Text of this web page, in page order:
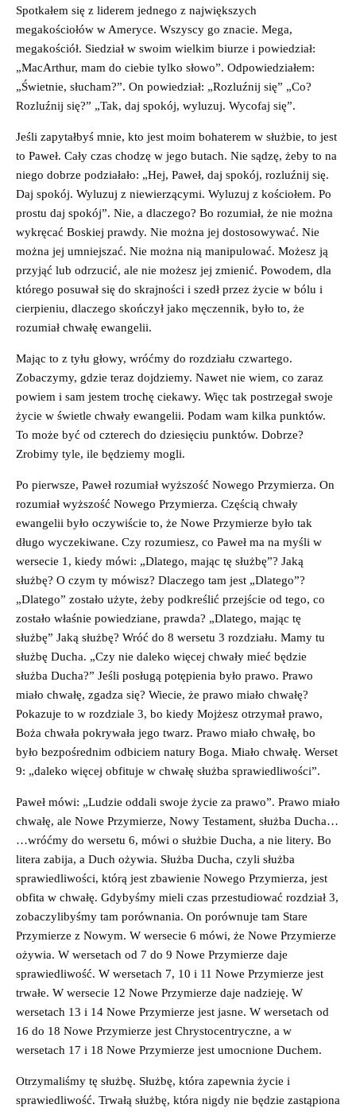
Spotkałem się z liderem jednego z największych
megakościołów w Ameryce. Wszyscy go znacie. Mega,
megakościół. Siedział w swoim wielkim biurze i powiedział:
„MacArthur, mam do ciebie tylko słowo”. Odpowiedziałem:
„Świetnie, słucham?”. On powiedział: „Rozluźnij się” „Co?
Rozluźnij się?” „Tak, daj spokój, wyluzuj. Wycofaj się”.
Jeśli zapytałbyś mnie, kto jest moim bohaterem w służbie, to jest
to Paweł. Cały czas chodzę w jego butach. Nie sądzę, żeby to na
niego dobrze podziałało: „Hej, Paweł, daj spokój, rozluźnij się.
Daj spokój. Wyluzuj z niewierzącymi. Wyluzuj z kościołem. Po
prostu daj spokój”. Nie, a dlaczego? Bo rozumiał, że nie można
wykręcać Boskiej prawdy. Nie można jej dostosowywać. Nie
można jej umniejszać. Nie można nią manipulować. Możesz ją
przyjąć lub odrzucić, ale nie możesz jej zmienić. Powodem, dla
którego posuwał się do skrajności i szedł przez życie w bólu i
cierpieniu, dlaczego skończył jako męczennik, było to, że
rozumiał chwałę ewangelii.
Mając to z tyłu głowy, wróćmy do rozdziału czwartego.
Zobaczymy, gdzie teraz dojdziemy. Nawet nie wiem, co zaraz
powiem i sam jestem trochę ciekawy. Więc tak postrzegał swoje
życie w świetle chwały ewangelii. Podam wam kilka punktów.
To może być od czterech do dziesięciu punktów. Dobrze?
Zrobimy tyle, ile będziemy mogli.
Po pierwsze, Paweł rozumiał wyższość Nowego Przymierza. On
rozumiał wyższość Nowego Przymierza. Częścią chwały
ewangelii było oczywiście to, że Nowe Przymierze było tak
długo wyczekiwane. Czy rozumiesz, co Paweł ma na myśli w
wersecie 1, kiedy mówi: „Dlatego, mając tę służbę”? Jaką
służbę? O czym ty mówisz? Dlaczego tam jest „Dlatego”?
„Dlatego” zostało użyte, żeby podkreślić przejście od tego, co
zostało właśnie powiedziane, prawda? „Dlatego, mając tę
służbę” Jaką służbę? Wróć do 8 wersetu 3 rozdziału. Mamy tu
służbę Ducha. „Czy nie daleko więcej chwały mieć będzie
służba Ducha?” Jeśli posługą potępienia było prawo. Prawo
miało chwałę, zgadza się? Wiecie, że prawo miało chwałę?
Pokazuje to w rozdziale 3, bo kiedy Mojżesz otrzymał prawo,
Boża chwała pokrywała jego twarz. Prawo miało chwałę, bo
było bezpośrednim odbiciem natury Boga. Miało chwałę. Werset
9: „daleko więcej obfituje w chwałę służba sprawiedliwości”.
Paweł mówi: „Ludzie oddali swoje życie za prawo”. Prawo miało
chwałę, ale Nowe Przymierze, Nowy Testament, służba Ducha…
…wróćmy do wersetu 6, mówi o służbie Ducha, a nie litery. Bo
litera zabija, a Duch ożywia. Służba Ducha, czyli służba
sprawiedliwości, którą jest zbawienie Nowego Przymierza, jest
obfita w chwałę. Gdybyśmy mieli czas przestudiować rozdział 3,
zobaczylibyśmy tam porównania. On porównuje tam Stare
Przymierze z Nowym. W wersecie 6 mówi, że Nowe Przymierze
ożywia. W wersetach od 7 do 9 Nowe Przymierze daje
sprawiedliwość. W wersetach 7, 10 i 11 Nowe Przymierze jest
trwałe. W wersecie 12 Nowe Przymierze daje nadzieję. W
wersetach 13 i 14 Nowe Przymierze jest jasne. W wersetach od
16 do 18 Nowe Przymierze jest Chrystocentryczne, a w
wersetach 17 i 18 Nowe Przymierze jest umocnione Duchem.
Otrzymaliśmy tę służbę. Służbę, która zapewnia życie i
sprawiedliwość. Trwałą służbę, która nigdy nie będzie zastąpiona